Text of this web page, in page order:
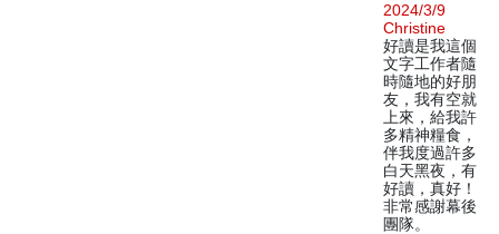
2024/3/9
Christine
好讀是我這個
文字工作者隨
時隨地的好朋
友，我有空就
上來，給我許
多精神糧食，
伴我度過許多
白天黑夜，有
好讀，真好！
非常感謝幕後
團隊。